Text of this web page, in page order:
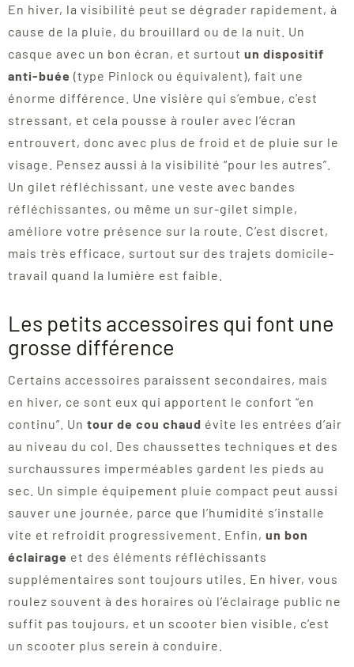
En hiver, la visibilité peut se dégrader rapidement, à
cause de la pluie, du brouillard ou de la nuit. Un
casque avec un bon écran, et surtout un dispositif
anti-buée (type Pinlock ou équivalent), fait une
énorme différence. Une visière qui s’embue, c’est
stressant, et cela pousse à rouler avec l’écran
entrouvert, donc avec plus de froid et de pluie sur le
visage. Pensez aussi à la visibilité “pour les autres”.
Un gilet réfléchissant, une veste avec bandes
réfléchissantes, ou même un sur-gilet simple,
améliore votre présence sur la route. C’est discret,
mais très efficace, surtout sur des trajets domicile-
travail quand la lumière est faible.
Les petits accessoires qui font une
grosse différence
Certains accessoires paraissent secondaires, mais
en hiver, ce sont eux qui apportent le confort “en
continu”. Un tour de cou chaud évite les entrées d’air
au niveau du col. Des chaussettes techniques et des
surchaussures imperméables gardent les pieds au
sec. Un simple équipement pluie compact peut aussi
sauver une journée, parce que l’humidité s’installe
vite et refroidit progressivement. Enfin, un bon
éclairage et des éléments réfléchissants
supplémentaires sont toujours utiles. En hiver, vous
roulez souvent à des horaires où l’éclairage public ne
suffit pas toujours, et un scooter bien visible, c’est
un scooter plus serein à conduire.